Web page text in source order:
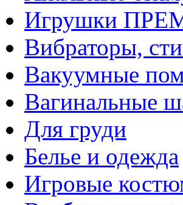
Игрушки
Вибраторы,
Вакуумные
Вагинальные
Для груди
Белье и одежда
Игровые